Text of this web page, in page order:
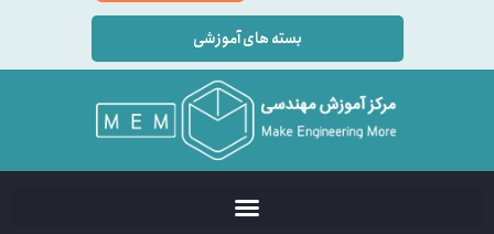
بسته های آموزشی